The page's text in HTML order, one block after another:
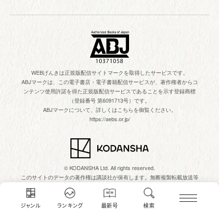
ジャンル ランキング 最新号 検索
WEBげんきは正規版配信サイトマークを取得したサービスです。
ABJマークは、この電子書店・電子書籍配信サービスが、著作権者からコ
ンテンツ使用許諾を得た正規版配信サービスであることを示す登録商標
（登録番号 第6091713号）です。
ABJマークについて、詳しくはこちらを御覧ください。
https://aebs.or.jp/
© KODANSHA Ltd. All rights reserved.
このサイトのデータの著作権は講談社が保有します。無断複製転載放送等